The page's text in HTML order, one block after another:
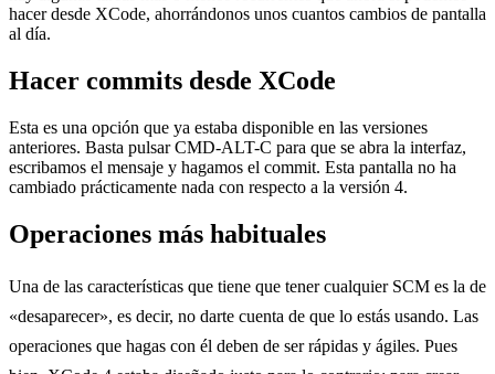
hacer desde XCode, ahorrándonos unos cuantos cambios de pantalla
al día.
Hacer commits desde XCode
Esta es una opción que ya estaba disponible en las versiones
anteriores. Basta pulsar CMD-ALT-C para que se abra la interfaz,
escribamos el mensaje y hagamos el commit. Esta pantalla no ha
cambiado prácticamente nada con respecto a la versión 4.
Operaciones más habituales
Una de las características que tiene que tener cualquier SCM es la de
«desaparecer», es decir, no darte cuenta de que lo estás usando. Las
operaciones que hagas con él deben de ser rápidas y ágiles. Pues